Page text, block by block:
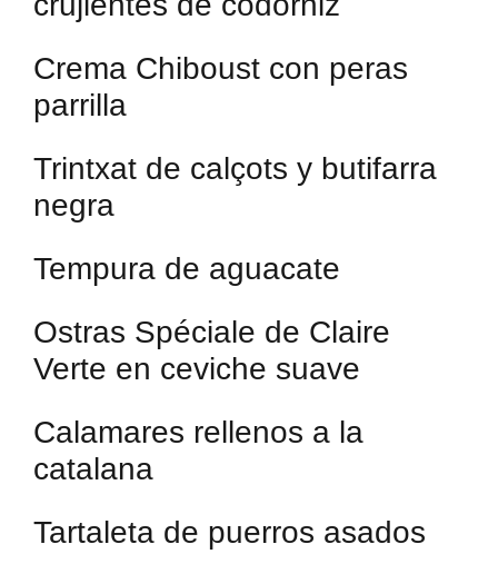
Crema Chiboust con peras
parrilla
Trintxat de calçots y butifarra
negra
Tempura de aguacate
Ostras Spéciale de Claire
Verte en ceviche suave
Calamares rellenos a la
catalana
Tartaleta de puerros asados